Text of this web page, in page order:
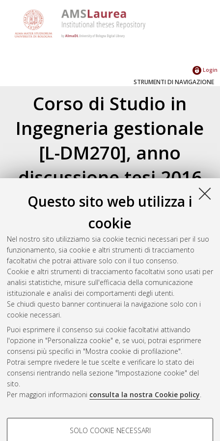
Questo sito web utilizza i
cookie
Nel nostro sito utilizziamo sia cookie tecnici necessari per il suo
funzionamento, sia cookie e altri strumenti di tracciamento
facoltativi che potrai attivare solo con il tuo consenso.
Cookie e altri strumenti di tracciamento facoltativi sono usati per
analisi statistiche, misure sull'efficacia della comunicazione
istituzionale e analisi dei comportamenti degli utenti.
Se chiudi questo banner continuerai la navigazione solo con i
cookie necessari.
Puoi esprimere il consenso sui cookie facoltativi attivando
l'opzione in "Personalizza cookie" e, se vuoi, potrai esprimere
consensi più specifici in "Mostra cookie di profilazione".
Potrai sempre rivedere le tue scelte e verificare lo stato dei
consensi rientrando nella sezione "Impostazione cookie" del
sito.
Per maggiori informazioni consulta la nostra Cookie policy.
COOKIE DI PROFILAZIONE -
SOLO COOKIE NECESSARI
Login
STRUMENTI DI NAVIGAZIONE
Corso di Studio in
Ingegneria gestionale
[L-DM270], anno
discussione tesi 2016
Esporta come
Atom
Raggruppa per:Autore della tesi|Relatore della tesi|
Indirizzo|Orientamento|Nessun raggruppamento
Numero di documenti: 0.
Questa lista e' stata generata ilFri Aug 7 20:34:38 2026 CEST
Atom
Rss 1.0
Rss 2.0
AMS Laurea
Impostazioni Cookie
Informativa sulla privacy